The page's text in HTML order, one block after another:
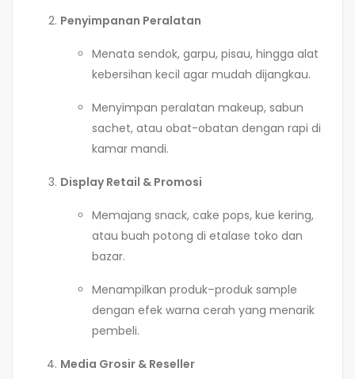
Penyimpanan Peralatan
Menata sendok, garpu, pisau, hingga alat
kebersihan kecil agar mudah dijangkau.
Menyimpan peralatan makeup, sabun
sachet, atau obat-obatan dengan rapi di
kamar mandi.
Display Retail & Promosi
Memajang snack, cake pops, kue kering,
atau buah potong di etalase toko dan
bazar.
Menampilkan produk–produk sample
dengan efek warna cerah yang menarik
pembeli.
Media Grosir & Reseller